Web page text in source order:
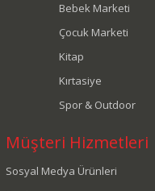
Bebek Marketi
Çocuk Marketi
Kitap
Kırtasiye
Spor & Outdoor
Müşteri Hizmetleri
Sosyal Medya Ürünleri